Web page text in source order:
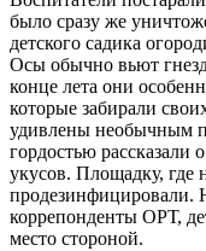
было сразу же
детского садика
Осы обычно вьют
конце лета они
которые забирали
удивлены необычным
гордостью рассказали
укусов. Площадку, где
продезинфицировали.
коррепонденты ОРТ,
место стороной.